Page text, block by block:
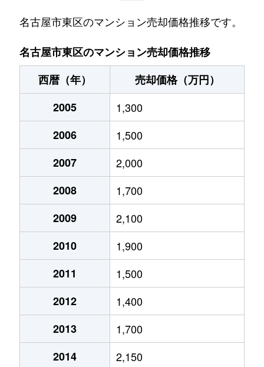
泉
1,100万円
高岳
泉
1,400万円
高岳
4,500万円
高岳
650万円
7,500万円
1,300万円
3,500万円
1,500万円
1,200万円
5,000万円
1,400万円
400万円
1,800万円
名古屋市東区のマンション売却価格推移です。
名古屋市東区のマンション売却価格推移
西暦（年）
売却価格（万円）
2005
1,300
2006
1,500
2007
2,000
2008
1,700
2009
2,100
2010
1,900
2011
1,500
2012
1,400
2013
1,700
2014
2,150